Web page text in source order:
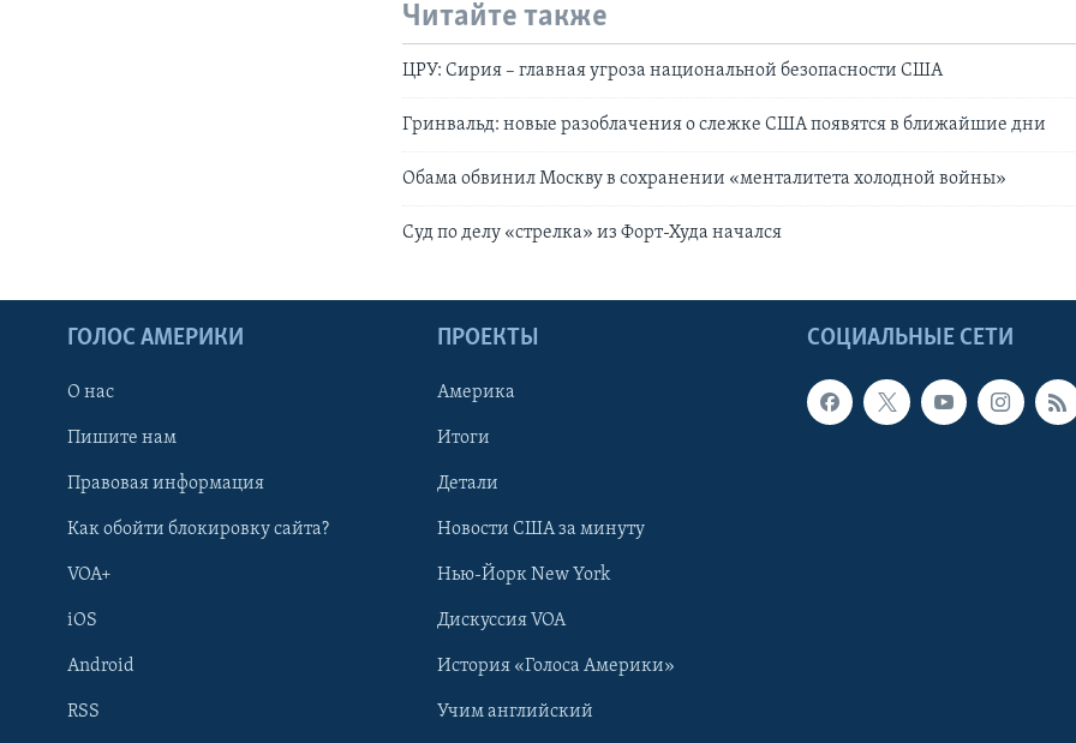
Читайте также
ЦРУ: Сирия – главная угроза национальной безопасности США
Гринвальд: новые разоблачения о слежке США появятся в ближайшие дни
Обама обвинил Москву в сохранении «менталитета холодной войны»
Суд по делу «стрелка» из Форт-Худа начался
СОЦИАЛЬНЫЕ СЕТИ
ГОЛОС АМЕРИКИ
О нас
Пишите нам
Правовая информация
Как обойти блокировку сайта?
VOA+
iOS
Android
RSS
ПРОЕКТЫ
Америка
Итоги
Детали
Новости США за минуту
Нью-Йорк New York
Дискуссия VOA
История «Голоса Америки»
Учим английский